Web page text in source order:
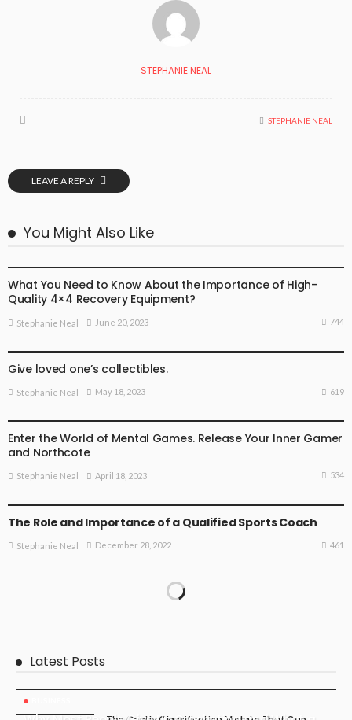
STEPHANIE NEAL
STEPHANIE NEAL
LEAVE A REPLY
You Might Also Like
What You Need to Know About the Importance of High-
Quality 4×4 Recovery Equipment?
Stephanie Neal June 20, 2023 744
Give loved one’s collectibles.
Stephanie Neal May 18, 2023 619
Enter the World of Mental Games. Release Your Inner Gamer
and Northcote
Stephanie Neal April 18, 2023 534
The Role and Importance of a Qualified Sports Coach
Stephanie Neal December 28, 2022 461
Latest Posts